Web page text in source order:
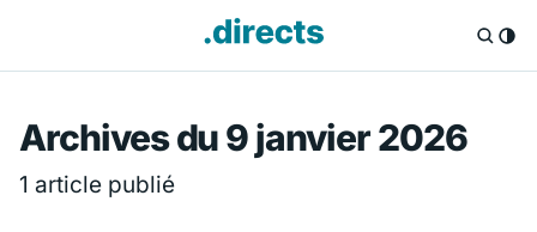
Directs.fr —
Archives du 9 janvier 2026
1 article publié